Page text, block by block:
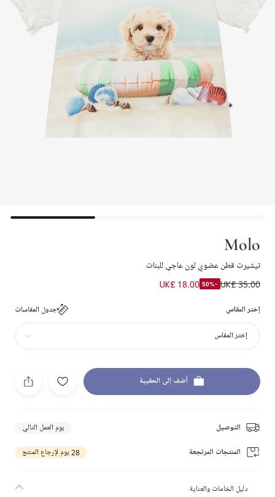
Molo
تيشيرت قطن عضوي لون عاجي للبنات
UK£ 35.00
-50%
UK£ 18.00
إختر المقاس جدول المقاسات
إختر المقاس
أضف إلى الحقيبة
التوصيل يوم العمل التالي
المنتجات المرتجعة 28 يوم لإرجاع المنتج
دليل الخامات والعناية